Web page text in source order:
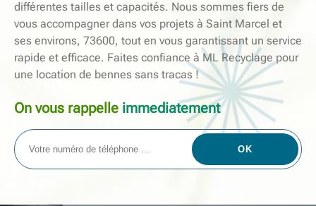
différentes tailles et capacités. Nous sommes fiers de
vous accompagner dans vos projets à Saint Marcel et
ses environs, 73600, tout en vous garantissant un service
rapide et efficace. Faites confiance à ML Recyclage pour
une location de bennes sans tracas !
On vous rappelle immediatement